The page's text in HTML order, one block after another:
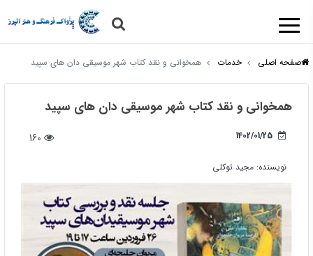
صفحه اصلی خدمات همخوانی و نقد کتاب شهر موسیقی دان های سپید
همخوانی و نقد کتاب شهر موسیقی دان های سپید
1402/01/25
نویسنده: مجید توکلی